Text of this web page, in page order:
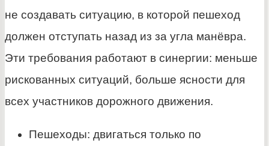
не создавать ситуацию, в которой пешеход
должен отступать назад из за угла манёвра.
Эти требования работают в синергии: меньше
рискованных ситуаций, больше ясности для
всех участников дорожного движения.
Пешеходы: двигаться только по